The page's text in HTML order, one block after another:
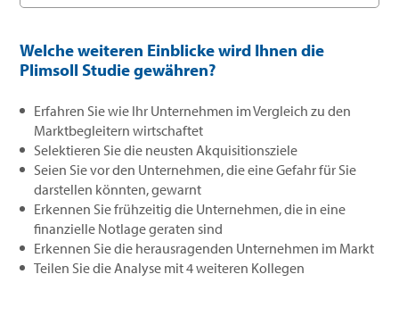
Welche weiteren Einblicke wird Ihnen die
Plimsoll Studie gewähren?
Erfahren Sie wie Ihr Unternehmen im Vergleich zu den
Marktbegleitern wirtschaftet
Selektieren Sie die neusten Akquisitionsziele
Seien Sie vor den Unternehmen, die eine Gefahr für Sie
darstellen könnten, gewarnt
Erkennen Sie frühzeitig die Unternehmen, die in eine
finanzielle Notlage geraten sind
Erkennen Sie die herausragenden Unternehmen im Markt
Teilen Sie die Analyse mit 4 weiteren Kollegen